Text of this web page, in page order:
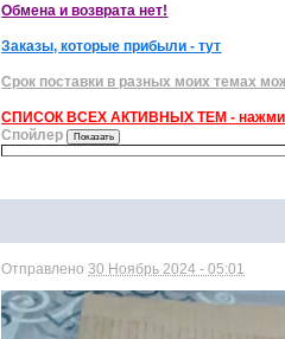
Обмена и возврата нет!
Заказы, которые прибыли - тут
Срок поставки в разных моих темах
СПИСОК ВСЕХ АКТИВНЫХ ТЕМ -
Спойлер
Отправлено30 Ноябрь 2024 - 05:01